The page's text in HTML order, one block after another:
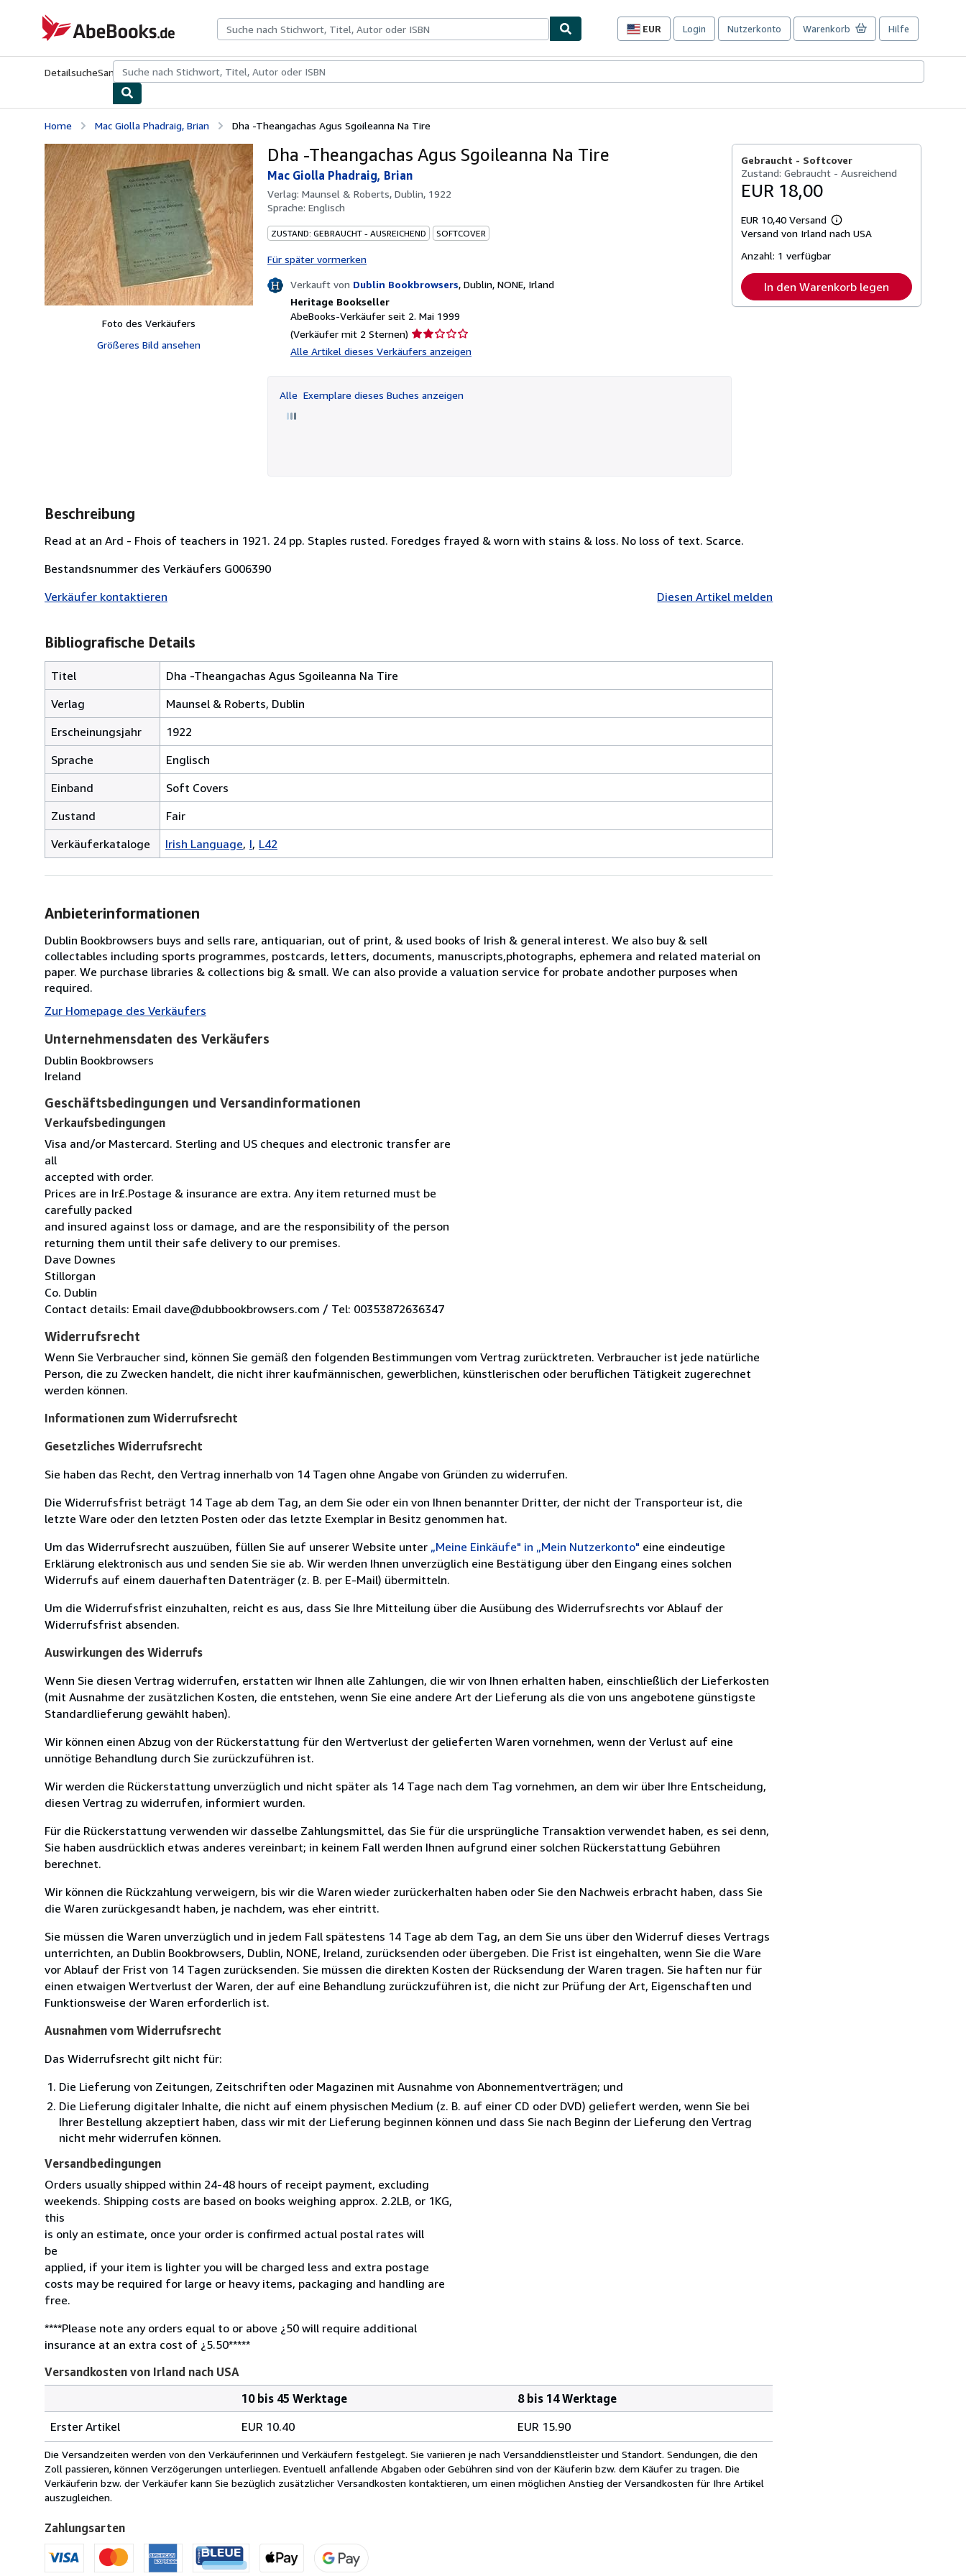
AbeBooks.de
EUR
Seite
Einkaufseinstellungen.
Login Nutzerkonto Warenkorb Hilfe
DetailsucheSammlungenAntiquarische BücherKunst & Sammlerstücke
Home Mac Giolla Phadraig, Brian Dha -Theangachas Agus Sgoileanna Na Tire
Foto des Verkäufers
Größeres Bild ansehen
Dha -Theangachas Agus Sgoileanna Na Tire
Mac Giolla Phadraig, Brian
Verlag: Maunsel & Roberts, Dublin, 1922
Sprache: Englisch
ZUSTAND: GEBRAUCHT - AUSREICHEND SOFTCOVER
Für später vormerken
Verkauft von Dublin Bookbrowsers, Dublin, NONE, Irland
Heritage Bookseller
AbeBooks-Verkäufer seit 2. Mai 1999
(Verkäufer mit 2 Sternen) Verkäuferbewertung
2
Sternen
Alle Artikel dieses Verkäufers anzeigen
Alle Exemplare dieses Buches anzeigen
Gebraucht - Softcover
Zustand: Gebraucht - Ausreichend
EUR 18,00
EUR 10,40 Versand
Weitere
Informationen
Versand von Irland nach USA
Anzahl: 1 verfügbar
In den Warenkorb legen
Beschreibung
Read at an Ard - Fhois of teachers in 1921. 24 pp. Staples rusted. Foredges frayed & worn with stains & loss. No loss of text. Scarce.
Bestandsnummer des Verkäufers G006390
Verkäufer kontaktieren
Diesen Artikel melden
Bibliografische Details
Titel
Dha -Theangachas Agus Sgoileanna Na Tire
Verlag
Maunsel & Roberts, Dublin
Erscheinungsjahr
1922
Sprache
Englisch
Einband
Soft Covers
Zustand
Fair
Verkäuferkataloge
Irish Language I L42
Anbieterinformationen
Dublin Bookbrowsers buys and sells rare, antiquarian, out of print, & used books of Irish & general interest. We also buy & sell
collectables including sports programmes, postcards, letters, documents, manuscripts,photographs, ephemera and related material on
paper. We purchase libraries & collections big & small. We can also provide a valuation service for probate andother purposes when
required.
Zur Homepage des Verkäufers
Unternehmensdaten des Verkäufers
Dublin Bookbrowsers
Ireland
Geschäftsbedingungen und Versandinformationen
Verkaufsbedingungen
Visa and/or Mastercard. Sterling and US cheques and electronic transfer are
all
accepted with order.
Prices are in Ir£.Postage & insurance are extra. Any item returned must be
carefully packed
and insured against loss or damage, and are the responsibility of the person
returning them until their safe delivery to our premises.
Dave Downes
Stillorgan
Co. Dublin
Contact details: Email dave@dubbookbrowsers.com / Tel: 00353872636347
Widerrufsrecht
Wenn Sie Verbraucher sind, können Sie gemäß den folgenden Bestimmungen vom Vertrag zurücktreten. Verbraucher ist jede natürliche
Person, die zu Zwecken handelt, die nicht ihrer kaufmännischen, gewerblichen, künstlerischen oder beruflichen Tätigkeit zugerechnet
werden können.
Informationen zum Widerrufsrecht
Gesetzliches Widerrufsrecht
Sie haben das Recht, den Vertrag innerhalb von 14 Tagen ohne Angabe von Gründen zu widerrufen.
Die Widerrufsfrist beträgt 14 Tage ab dem Tag, an dem Sie oder ein von Ihnen benannter Dritter, der nicht der Transporteur ist, die
letzte Ware oder den letzten Posten oder das letzte Exemplar in Besitz genommen hat.
Um das Widerrufsrecht auszuüben, füllen Sie auf unserer Website unter „Meine Einkäufe" in „Mein Nutzerkonto" eine eindeutige
Erklärung elektronisch aus und senden Sie sie ab. Wir werden Ihnen unverzüglich eine Bestätigung über den Eingang eines solchen
Widerrufs auf einem dauerhaften Datenträger (z. B. per E-Mail) übermitteln.
Um die Widerrufsfrist einzuhalten, reicht es aus, dass Sie Ihre Mitteilung über die Ausübung des Widerrufsrechts vor Ablauf der
Widerrufsfrist absenden.
Auswirkungen des Widerrufs
Wenn Sie diesen Vertrag widerrufen, erstatten wir Ihnen alle Zahlungen, die wir von Ihnen erhalten haben, einschließlich der Lieferkosten
(mit Ausnahme der zusätzlichen Kosten, die entstehen, wenn Sie eine andere Art der Lieferung als die von uns angebotene günstigste
Standardlieferung gewählt haben).
Wir können einen Abzug von der Rückerstattung für den Wertverlust der gelieferten Waren vornehmen, wenn der Verlust auf eine
unnötige Behandlung durch Sie zurückzuführen ist.
Wir werden die Rückerstattung unverzüglich und nicht später als 14 Tage nach dem Tag vornehmen, an dem wir über Ihre Entscheidung,
diesen Vertrag zu widerrufen, informiert wurden.
Für die Rückerstattung verwenden wir dasselbe Zahlungsmittel, das Sie für die ursprüngliche Transaktion verwendet haben, es sei denn,
Sie haben ausdrücklich etwas anderes vereinbart; in keinem Fall werden Ihnen aufgrund einer solchen Rückerstattung Gebühren
berechnet.
Wir können die Rückzahlung verweigern, bis wir die Waren wieder zurückerhalten haben oder Sie den Nachweis erbracht haben, dass Sie
die Waren zurückgesandt haben, je nachdem, was eher eintritt.
Sie müssen die Waren unverzüglich und in jedem Fall spätestens 14 Tage ab dem Tag, an dem Sie uns über den Widerruf dieses Vertrags
unterrichten, an Dublin Bookbrowsers, Dublin, NONE, Ireland, zurücksenden oder übergeben. Die Frist ist eingehalten, wenn Sie die Ware
vor Ablauf der Frist von 14 Tagen zurücksenden. Sie müssen die direkten Kosten der Rücksendung der Waren tragen. Sie haften nur für
einen etwaigen Wertverlust der Waren, der auf eine Behandlung zurückzuführen ist, die nicht zur Prüfung der Art, Eigenschaften und
Funktionsweise der Waren erforderlich ist.
Ausnahmen vom Widerrufsrecht
Das Widerrufsrecht gilt nicht für:
Die Lieferung von Zeitungen, Zeitschriften oder Magazinen mit Ausnahme von Abonnementverträgen; und
Die Lieferung digitaler Inhalte, die nicht auf einem physischen Medium (z. B. auf einer CD oder DVD) geliefert werden, wenn Sie bei
Ihrer Bestellung akzeptiert haben, dass wir mit der Lieferung beginnen können und dass Sie nach Beginn der Lieferung den Vertrag
nicht mehr widerrufen können.
Versandbedingungen
Orders usually shipped within 24-48 hours of receipt payment, excluding
weekends. Shipping costs are based on books weighing approx. 2.2LB, or 1KG,
this
is only an estimate, once your order is confirmed actual postal rates will
be
applied, if your item is lighter you will be charged less and extra postage
costs may be required for large or heavy items, packaging and handling are
free.
****Please note any orders equal to or above ¿50 will require additional
insurance at an extra cost of ¿5.50*****
Versandkosten von Irland nach USA
von
Irland
nach
USA
10 bis 45 Werktage
8 bis 14 Werktage
Erster Artikel
EUR 10.40 EUR 15.90
Die Versandzeiten werden von den Verkäuferinnen und Verkäufern festgelegt. Sie variieren je nach Versanddienstleister und Standort. Sendungen, die den
Zoll passieren, können Verzögerungen unterliegen. Eventuell anfallende Abgaben oder Gebühren sind von der Käuferin bzw. dem Käufer zu tragen. Die
Verkäuferin bzw. der Verkäufer kann Sie bezüglich zusätzlicher Versandkosten kontaktieren, um einen möglichen Anstieg der Versandkosten für Ihre Artikel
auszugleichen.
Zahlungsarten